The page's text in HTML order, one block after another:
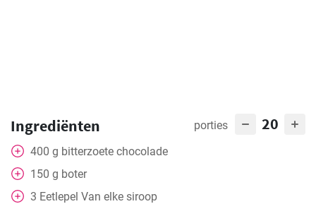
Ingrediënten porties 20
400 g bitterzoete chocolade
150 g boter
3 Eetlepel Van elke siroop